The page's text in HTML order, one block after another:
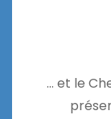
… et le